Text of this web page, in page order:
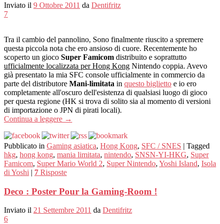
Inviato il 9 Ottobre 2011 da Dentifritz
7
Tra il cambio del pannolino, Sono finalmente riuscito a spremere
questa piccola nota che ero ansioso di cuore. Recentemente ho
scoperto un gioco Super Famicom distribuito e soprattutto
ufficialmente localizzata per Hong Kong Nintendo coppia. Avevo
già presentato la mia SFC console ufficialmente in commercio da
parte del distributore Mani-limitata in questo biglietto e io ero
completamente all'oscuro dell'esistenza di qualsiasi luogo di gioco
per questa regione (HK si trova di solito sia al momento di versioni
di importazione o JPN di pirati locali).
Continua a leggere →
Pubblicato in Gaming asiatica, Hong Kong, SFC / SNES | Tagged
hkg, hong kong, mania limitata, nintendo, SNSN-YI-HKG, Super
Famicom, Super Mario World 2, Super Nintendo, Yoshi Island, Isola
di Yoshi | 7 Risposte
Deco : Poster Pour la Gaming-Room !
Inviato il 21 Settembre 2011 da Dentifritz
6